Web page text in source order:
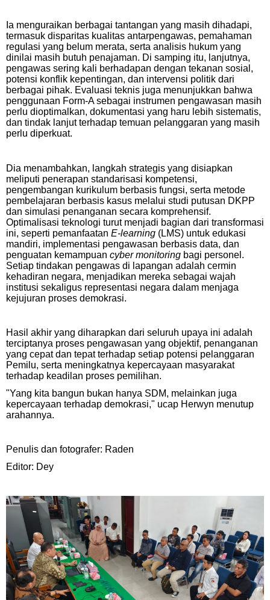
Ia menguraikan berbagai tantangan yang masih dihadapi,
termasuk disparitas kualitas antarpengawas, pemahaman
regulasi yang belum merata, serta analisis hukum yang
dinilai masih butuh penajaman. Di samping itu, lanjutnya,
pengawas sering kali berhadapan dengan tekanan sosial,
potensi konflik kepentingan, dan intervensi politik dari
berbagai pihak. Evaluasi teknis juga menunjukkan bahwa
penggunaan Form-A sebagai instrumen pengawasan masih
perlu dioptimalkan, dokumentasi yang haru lebih sistematis,
dan tindak lanjut terhadap temuan pelanggaran yang masih
perlu diperkuat.
Dia menambahkan, langkah strategis yang disiapkan
meliputi penerapan standarisasi kompetensi,
pengembangan kurikulum berbasis fungsi, serta metode
pembelajaran berbasis kasus melalui studi putusan DKPP
dan simulasi penanganan secara komprehensif.
Optimalisasi teknologi turut menjadi bagian dari transformasi
ini, seperti pemanfaatan E-learning (LMS) untuk edukasi
mandiri, implementasi pengawasan berbasis data, dan
penguatan kemampuan cyber monitoring bagi personel.
Setiap tindakan pengawas di lapangan adalah cermin
kehadiran negara, menjadikan mereka sebagai wajah
institusi sekaligus representasi negara dalam menjaga
kejujuran proses demokrasi.
Hasil akhir yang diharapkan dari seluruh upaya ini adalah
terciptanya proses pengawasan yang objektif, penanganan
yang cepat dan tepat terhadap setiap potensi pelanggaran
Pemilu, serta meningkatnya kepercayaan masyarakat
terhadap keadilan proses pemilihan.
"Yang kita bangun bukan hanya SDM, melainkan juga
kepercayaan terhadap demokrasi," ucap Herwyn menutup
arahannya.
Penulis dan fotografer: Raden
Editor: Dey